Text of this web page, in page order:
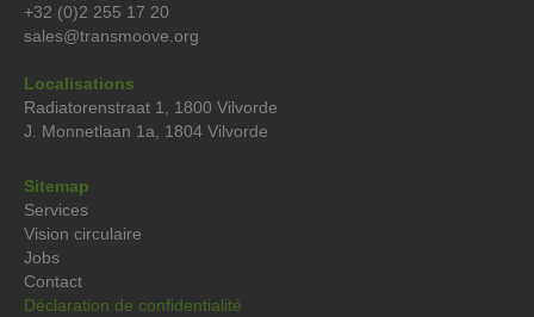
+32 (0)2 255 17 20
sales@transmoove.org
Localisations
Radiatorenstraat 1, 1800 Vilvorde
J. Monnetlaan 1a, 1804 Vilvorde
Sitemap
Services
Vision circulaire
Jobs
Contact
Déclaration de confidentialité